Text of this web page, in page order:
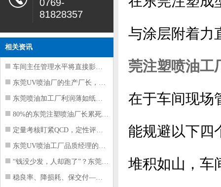
0769-
81828357
相关资讯
车间主任管理水平将直接影响东莞注塑件
东莞UV喷油厂的生产厂长，到底在给工
东莞喷油加工厂利润薄如纸？这四项基本
80%的东莞注塑喷油厂长累死累活，利
定量考核盯紧QCD，定性评价看好配合
东莞UV喷油工厂品质经理的四项核心管
“钱没少发，人却跑了”？东莞注塑喷油
稳良率、降损耗、保交付——东莞这家U
与涂层附着力
莞注塑喷油工
在于车间现场
能规避以下四
堆积如山，车